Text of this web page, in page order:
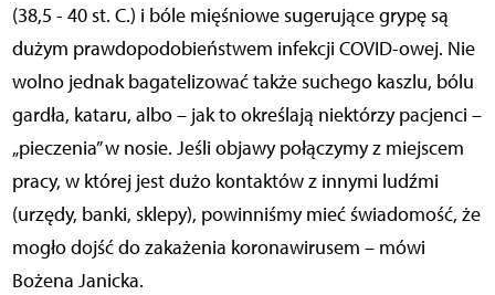
(38,5 - 40 st. C.) i bóle mięśniowe sugerujące grypę są
dużym prawdopodobieństwem infekcji COVID-owej. Nie
wolno jednak bagatelizować także suchego kaszlu, bólu
gardła, kataru, albo – jak to określają niektórzy pacjenci –
„pieczenia” w nosie. Jeśli objawy połączymy z miejscem
pracy, w której jest dużo kontaktów z innymi ludźmi
(urzędy, banki, sklepy), powinniśmy mieć świadomość, że
mogło dojść do zakażenia koronawirusem – mówi
Bożena Janicka.